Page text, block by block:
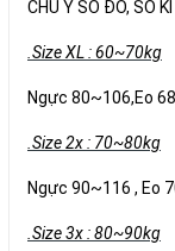
CHÚ Ý SỐ ĐO, SỐ
.Size XL : 60~70kg
Ngực 80~106,Eo
.Size 2x : 70~80kg
Ngực 90~116 , Eo
.Size 3x : 80~90kg